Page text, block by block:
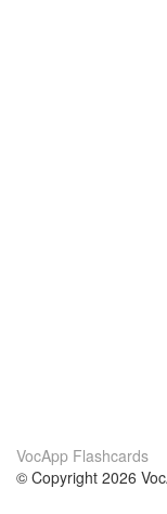
VocApp Flashcards
© Copyright 2026